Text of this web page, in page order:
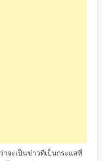
าจะเป็นข่าวที่เป็นกระแสที่